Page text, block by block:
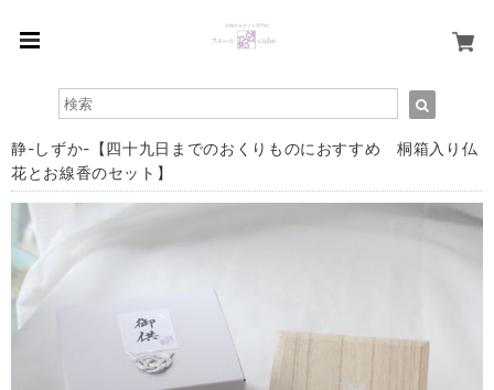
静-しずか-【四十九日までのおくりものにおすすめ 桐箱入り仏
花とお線香のセット】